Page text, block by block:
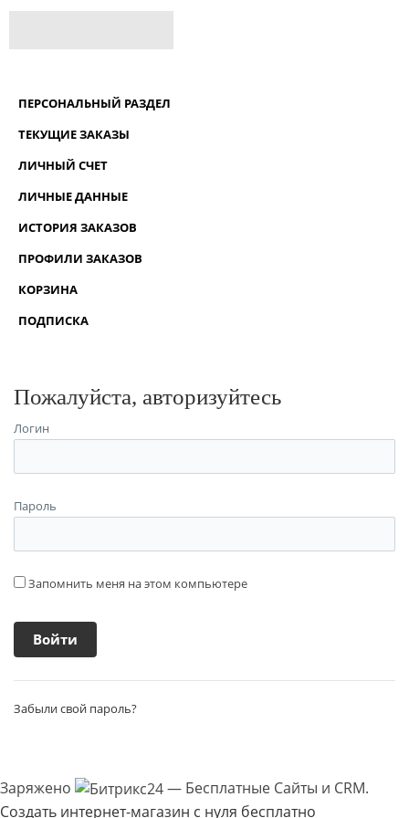
ПЕРСОНАЛЬНЫЙ РАЗДЕЛ
ТЕКУЩИЕ ЗАКАЗЫ
ЛИЧНЫЙ СЧЕТ
ЛИЧНЫЕ ДАННЫЕ
ИСТОРИЯ ЗАКАЗОВ
ПРОФИЛИ ЗАКАЗОВ
КОРЗИНА
ПОДПИСКА
Пожалуйста, авторизуйтесь
Логин
Пароль
Запомнить меня на этом компьютере
Забыли свой пароль?
Заряжено
— Бесплатные Сайты и CRM.
Создать интернет-магазин с нуля бесплатно